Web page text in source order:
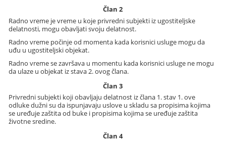
Član 2
Radno vreme je vreme u koje privredni subjekti iz ugostiteljske
delatnosti, mogu obavljati svoju delatnost.
Radno vreme počinje od momenta kada korisnici usluge mogu da
uđu u ugostiteljski objekat.
Radno vreme se završava u momentu kada korisnici usluge ne mogu
da ulaze u objekat iz stava 2. ovog člana.
Član 3
Privredni subjekti koji obavljaju delatnost iz člana 1. stav 1. ove
odluke dužni su da ispunjavaju uslove u skladu sa propisima kojima
se uređuje zaštita od buke i propisima kojima se uređuje zaštita
životne sredine.
Član 4